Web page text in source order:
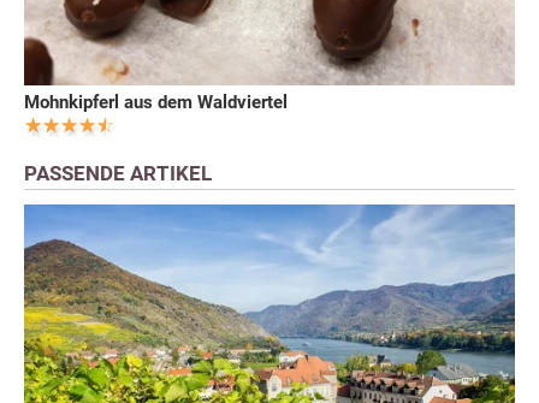
Mohnkipferl aus dem Waldviertel
PASSENDE ARTIKEL